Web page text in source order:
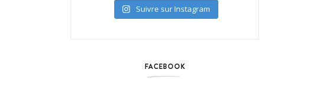
Suivre sur Instagram
FACEBOOK